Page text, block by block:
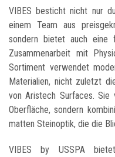
VIBES besticht nicht nur
einem Team aus
sondern bietet auch eine
Zusammenarbeit mit
Sortiment verwendet
Materialien, nicht zuletzt
von Aristech Surfaces.
Oberfläche, sondern
matten Steinoptik, die die
VIBES by USSPA